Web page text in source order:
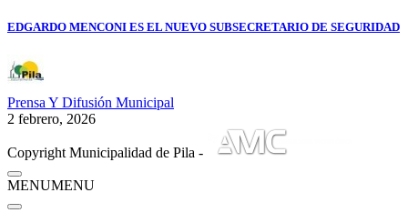
EDGARDO MENCONI ES EL NUEVO SUBSECRETARIO DE SEGURIDAD
Prensa Y Difusión Municipal
2 febrero, 2026
Copyright Municipalidad de Pila -
MENUMENU